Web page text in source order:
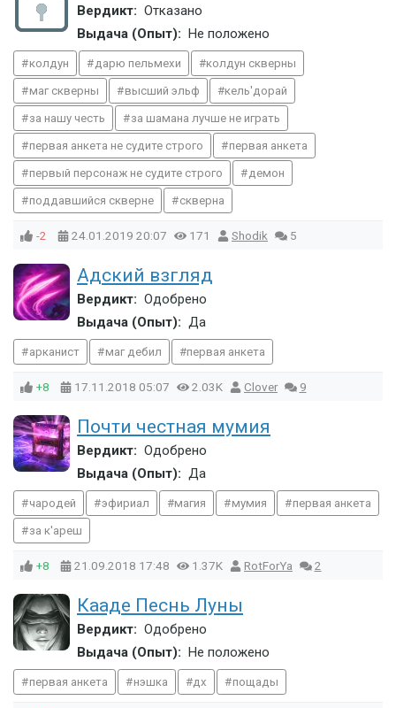
Вердикт: Отказано
Выдача (Опыт):
Не положено
колдун дарю пельмехи колдун скверны
маг скверны высший эльф кель'дорай
за нашу честь за шамана лучше не играть
первая анкета не судите строго первая анкета
первый персонаж не судите строго демон
поддавшийся скверне скверна
-2 24.01.2019 20:07 171 Shodik 5
Адский взгляд
Вердикт: Одобрено
Выдача (Опыт): Да
арканист маг дебил первая анкета
+8 17.11.2018 05:07 2.03K Clover 9
Почти честная мумия
Вердикт: Одобрено
Выдача (Опыт): Да
чародей эфириал магия мумия первая анкета
за к'ареш
+8 21.09.2018 17:48 1.37K RotForYa 2
Кааде Песнь Луны
Вердикт: Одобрено
Выдача (Опыт):
Не положено
первая анкета нэшка дх пощады